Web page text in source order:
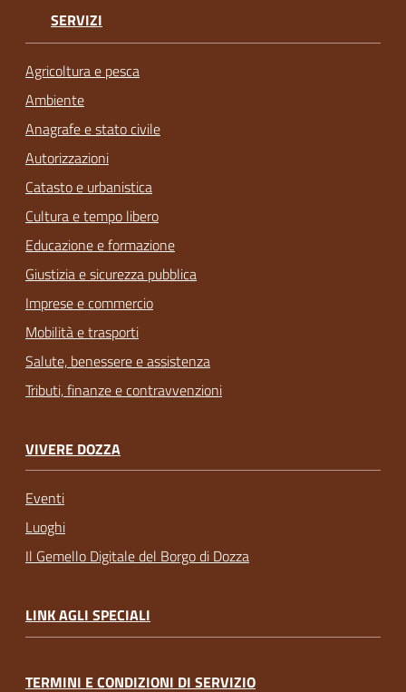
SERVIZI
Agricoltura e pesca
Ambiente
Anagrafe e stato civile
Autorizzazioni
Catasto e urbanistica
Cultura e tempo libero
Educazione e formazione
Giustizia e sicurezza pubblica
Imprese e commercio
Mobilità e trasporti
Salute, benessere e assistenza
Tributi, finanze e contravvenzioni
VIVERE DOZZA
Eventi
Luoghi
Il Gemello Digitale del Borgo di Dozza
LINK AGLI SPECIALI
TERMINI E CONDIZIONI DI SERVIZIO